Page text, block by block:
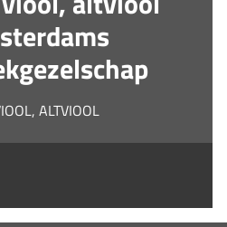
ALTVIOOL